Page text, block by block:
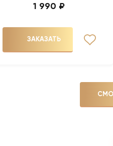
1 990 ₽
ЗАКАЗАТЬ